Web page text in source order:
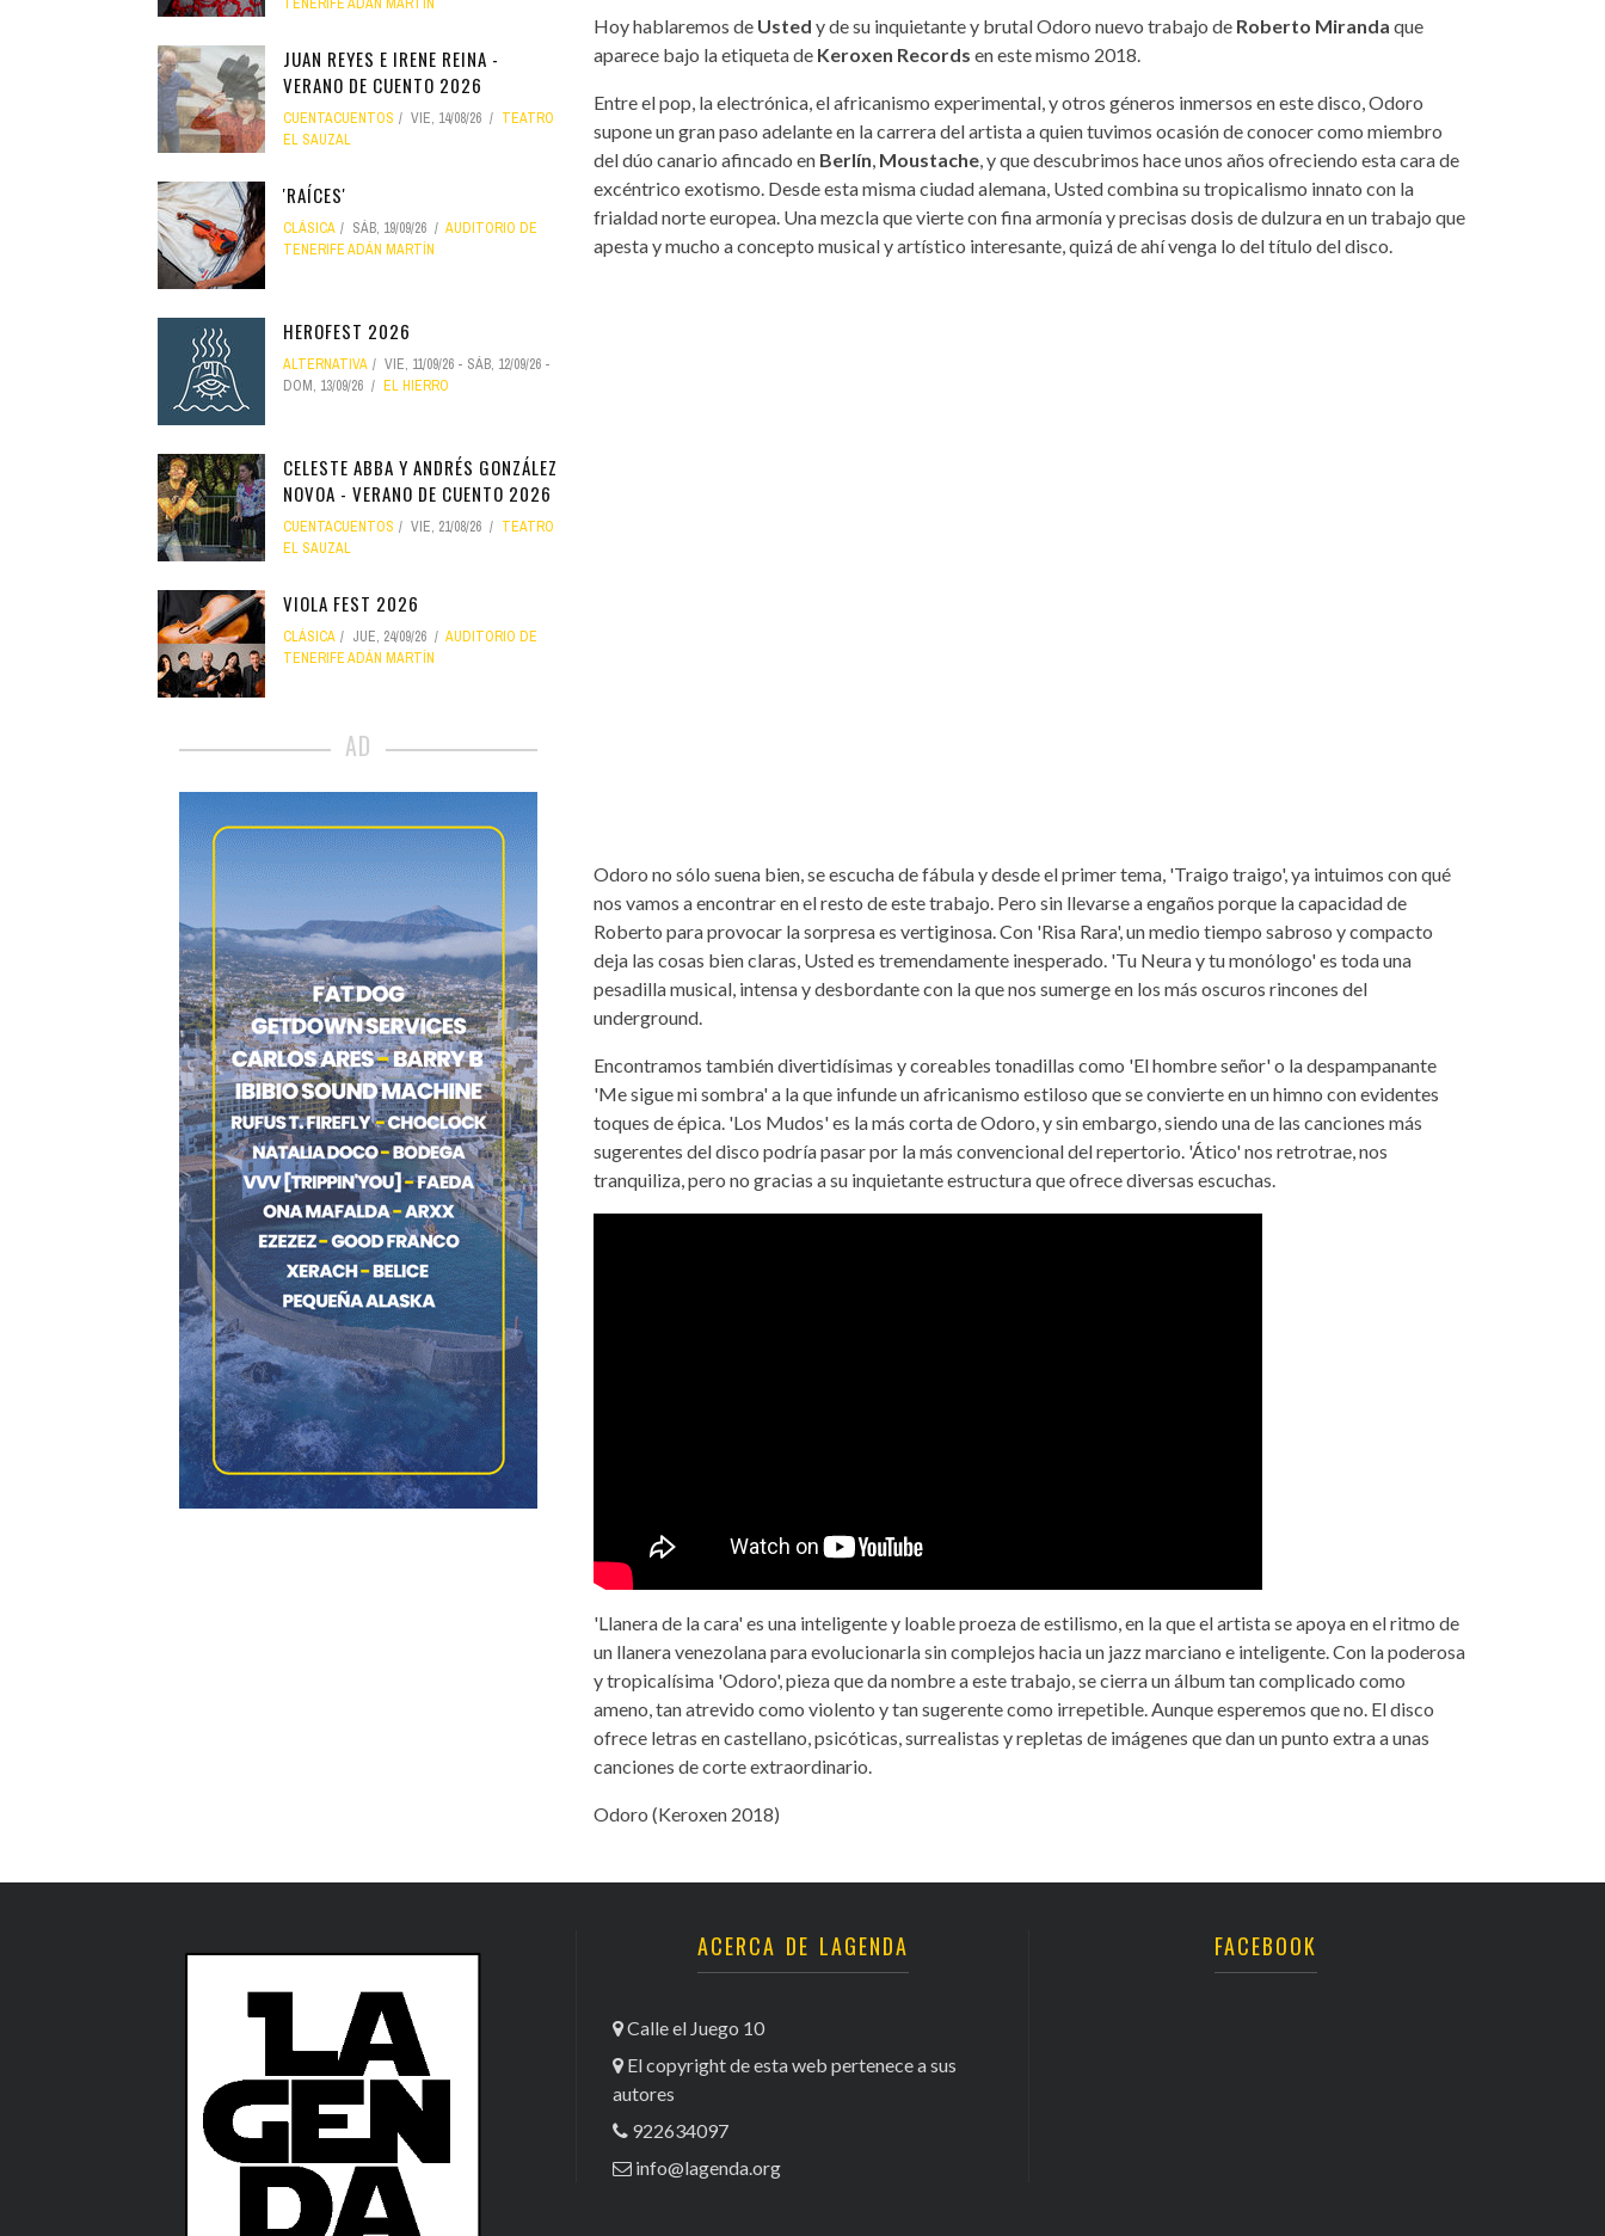
JUAN REYES E IRENE REINA -
VERANO DE CUENTO 2026
CUENTACUENTOS VIE, 14/08/26
TEATRO
EL SAUZAL
'RAÍCES'
CLÁSICA SÁB, 19/09/26
AUDITORIO DE
TENERIFE ADÁN MARTÍN
HEROFEST 2026
ALTERNATIVA VIE, 11/09/26 - SÁB, 12/09/26 -
DOM, 13/09/26
EL HIERRO
CELESTE ABBA Y ANDRÉS GONZÁLEZ
NOVOA - VERANO DE CUENTO 2026
CUENTACUENTOS VIE, 21/08/26
TEATRO
EL SAUZAL
VIOLA FEST 2026
CLÁSICA JUE, 24/09/26
AUDITORIO DE
TENERIFE ADÁN MARTÍN
AD
Hoy hablaremos de Usted y de su inquietante y brutal Odoro nuevo trabajo de Roberto Miranda que
aparece bajo la etiqueta de Keroxen Records en este mismo 2018.
Entre el pop, la electrónica, el africanismo experimental, y otros géneros inmersos en este disco, Odoro
supone un gran paso adelante en la carrera del artista a quien tuvimos ocasión de conocer como miembro
del dúo canario afincado en Berlín, Moustache, y que descubrimos hace unos años ofreciendo esta cara de
excéntrico exotismo. Desde esta misma ciudad alemana, Usted combina su tropicalismo innato con la
frialdad norte europea. Una mezcla que vierte con fina armonía y precisas dosis de dulzura en un trabajo que
apesta y mucho a concepto musical y artístico interesante, quizá de ahí venga lo del título del disco.
Odoro no sólo suena bien, se escucha de fábula y desde el primer tema, 'Traigo traigo', ya intuimos con qué
nos vamos a encontrar en el resto de este trabajo. Pero sin llevarse a engaños porque la capacidad de
Roberto para provocar la sorpresa es vertiginosa. Con 'Risa Rara', un medio tiempo sabroso y compacto
deja las cosas bien claras, Usted es tremendamente inesperado. 'Tu Neura y tu monólogo' es toda una
pesadilla musical, intensa y desbordante con la que nos sumerge en los más oscuros rincones del
underground.
Encontramos también divertidísimas y coreables tonadillas como 'El hombre señor' o la despampanante
'Me sigue mi sombra' a la que infunde un africanismo estiloso que se convierte en un himno con evidentes
toques de épica. 'Los Mudos' es la más corta de Odoro, y sin embargo, siendo una de las canciones más
sugerentes del disco podría pasar por la más convencional del repertorio. 'Ático' nos retrotrae, nos
tranquiliza, pero no gracias a su inquietante estructura que ofrece diversas escuchas.
'Llanera de la cara' es una inteligente y loable proeza de estilismo, en la que el artista se apoya en el ritmo de
un llanera venezolana para evolucionarla sin complejos hacia un jazz marciano e inteligente. Con la poderosa
y tropicalísima 'Odoro', pieza que da nombre a este trabajo, se cierra un álbum tan complicado como
ameno, tan atrevido como violento y tan sugerente como irrepetible. Aunque esperemos que no. El disco
ofrece letras en castellano, psicóticas, surrealistas y repletas de imágenes que dan un punto extra a unas
canciones de corte extraordinario.
Odoro (Keroxen 2018)
ACERCA DE LAGENDA
Calle el Juego 10
El copyright de esta web pertenece a sus
autores
922634097
info@lagenda.org
FACEBOOK